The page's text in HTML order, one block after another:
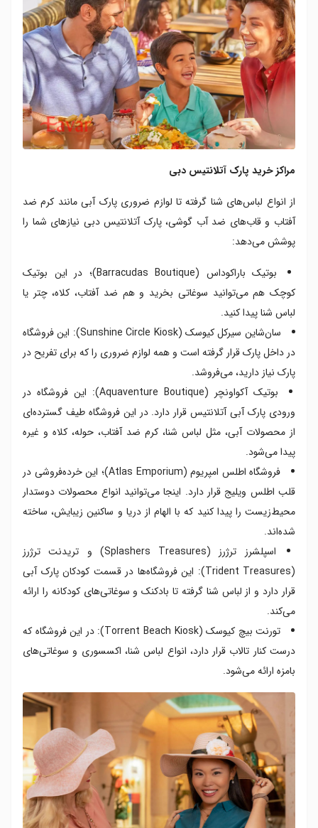
مراکز خرید پارک آتلانتیس دبی
از انواع لباس‌های شنا گرفته تا لوازم ضروری پارک آبی مانند کرم ضد
آفتاب و قاب‌های ضد آب گوشی، پارک آتلانتیس دبی نیازهای شما را
پوشش می‌دهد:
بوتیک باراکوداس (Barracudas Boutique)؛ در این بوتیک
کوچک هم می‌توانید سوغاتی بخرید و هم ضد آفتاب، کلاه، چتر یا
لباس شنا پیدا کنید.
سان‌شاین سیرکل کیوسک (Sunshine Circle Kiosk): این فروشگاه
در داخل پارک قرار گرفته است و همه لوازم ضروری را که برای تفریح در
پارک نیاز دارید، می‌فروشد.
بوتیک آکواونچر (Aquaventure Boutique): این فروشگاه در
ورودی پارک آبی آتلانتیس قرار دارد. در این فروشگاه طیف گسترده‌ای
از محصولات آبی، مثل لباس شنا، کرم ضد آفتاب، حوله، کلاه و غیره
پیدا می‌شود.
فروشگاه اطلس امپریوم (Atlas Emporium)؛ این خرده‌فروشی در
قلب اطلس ویلیج قرار دارد. اینجا می‌توانید انواع محصولات دوستدار
محیط‌زیست را پیدا کنید که با الهام از دریا و ساکنین زیبایش، ساخته
شده‌اند.
اسپلشرز ترژرز (Splashers Treasures) و تریدنت ترژرز
(Trident Treasures): این فروشگاه‌ها در قسمت کودکان پارک آبی
قرار دارد و از لباس شنا گرفته تا بادکنک‌ و سوغاتی‌های کودکانه را ارائه
می‌کند.
تورنت بیچ کیوسک (Torrent Beach Kiosk): در این فروشگاه که
درست کنار تالاب قرار دارد، انواع لباس شنا، اکسسوری و سوغاتی‌های
بامزه ارائه می‌شود.